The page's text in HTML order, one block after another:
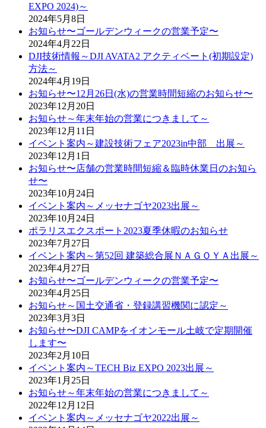
EXPO 2024)～
2024年5月8日
お知らせ〜ゴールデンウィークの営業予定〜
2024年4月22日
DJI技術情報～DJI AVATA2 アクティベート(初期設定)
方法～
2024年4月19日
お知らせ〜12月26日(水)の営業時間短縮のお知らせ〜
2023年12月20日
お知らせ～年末年始の営業につきまして～
2023年12月11日
イベント案内～建設技術フェア2023in中部 出展～
2023年12月1日
お知らせ〜店舗の営業時間短縮＆臨時休業日のお知ら
せ〜
2023年10月24日
イベント案内～メッセナゴヤ2023出展～
2023年10月24日
ポラリスエクスポート2023夏季休暇のお知らせ
2023年7月27日
イベント案内～第52回 建築総合展ＮＡＧＯＹＡ出展～
2023年4月27日
お知らせ〜ゴールデンウィークの営業予定〜
2023年4月25日
お知らせ～国土交通省・登録講習機関に認定～
2023年3月3日
お知らせ〜DJI CAMPをイオンモール土岐で定期開催
します〜
2023年2月10日
イベント案内～TECH Biz EXPO 2023出展～
2023年1月25日
お知らせ～年末年始の営業につきまして～
2022年12月12日
イベント案内～メッセナゴヤ2022出展～